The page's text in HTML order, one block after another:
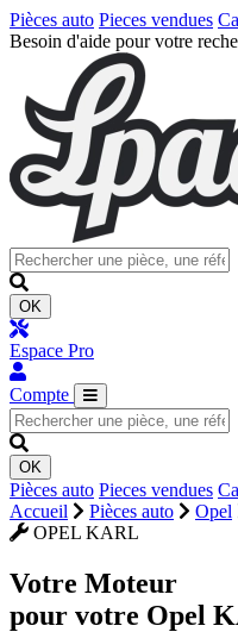
Pièces auto Pieces vendues
Besoin d'aide pour votre
OK
Espace Pro
Compte
OK
Pièces auto Pieces vendues
Accueil
Pièces auto Opel
OPEL KARL
Votre Moteur
pour votre Opel